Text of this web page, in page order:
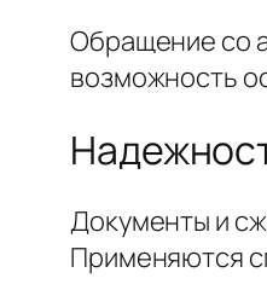
Обращение со
возможность
Документы и
Применяются